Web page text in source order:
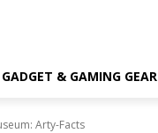
GADGET & GAMING GEAR
Arty-Facts